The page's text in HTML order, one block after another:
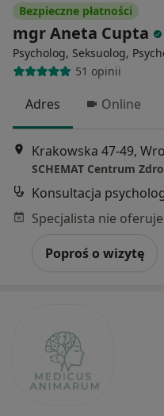
Bezpieczne płatności
mgr Aneta Cupta
Psycholog, Seksuolog,
51 opinii
Adres Online
Krakowska 47-49,
SCHEMAT Centrum
Konsultacja
Poproś o wizytę